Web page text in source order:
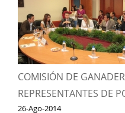
COMISIÓN DE
REPRESENTANTES DE
26-Ago-2014